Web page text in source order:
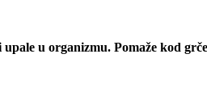
u organizmu. Pomaže kod